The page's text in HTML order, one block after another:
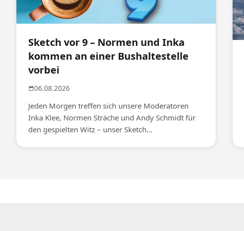
Sketch vor 9 – Normen und Inka
kommen an einer Bushaltestelle
vorbei
06.08.2026
Jeden Morgen treffen sich unsere Moderatoren
Inka Klee, Normen Sträche und Andy Schmidt für
den gespielten Witz – unser Sketch...